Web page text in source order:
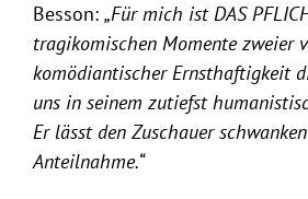
Besson: „Für mich ist DAS
tragikomischen Momente zweier
komödiantischer Ernsthaftigkeit
uns in seinem zutiefst
Er lässt den Zuschauer
Anteilnahme.“